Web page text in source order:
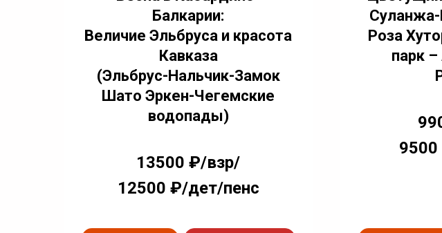
Балкарии:
Величие Эльбруса и красота
Кавказа
(Эльбрус-Нальчик-Замок
Шато Эркен-Чегемские
водопады)
13500 ₽/взр/
12500 ₽/дет/пенс
Суланжа-
Роза
парк